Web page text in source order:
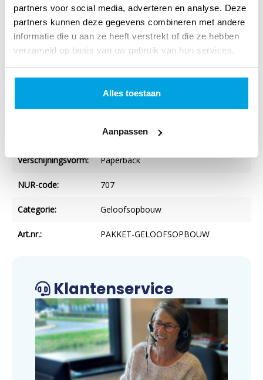
partners voor social media, adverteren en analyse. Deze
partners kunnen deze gegevens combineren met andere
informatie die u aan ze heeft verstrekt of die ze hebben
verzameld op basis van uw gebruik van hun services.
Alles toestaan
Aanpassen
Specificaties
BOEK-pakket GELOOFSOPBOUW (9
titels)
Diverse auteurs
Verschijningsvorm: Paperback
NUR-code: 707
Categorie: Geloofsopbouw
Art.nr.: PAKKET-GELOOFSOPBOUW
Klantenservice